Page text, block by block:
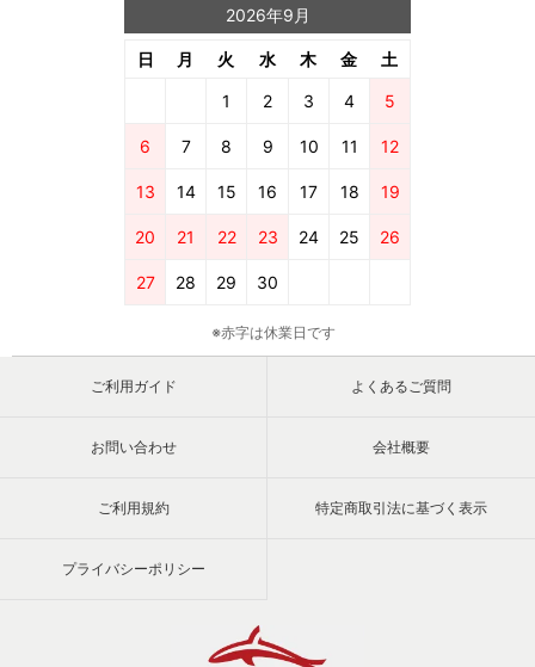
2026年9月
日 月 火 水 木 金 土
1 2 3 4 5
6 7 8 9 10 11 12
13 14 15 16 17 18 19
20 21 22 23 24 25 26
27 28 29 30
※赤字は休業日です
ご利用ガイド よくあるご質問
お問い合わせ 会社概要
ご利用規約 特定商取引法に基づく表示
プライバシーポリシー